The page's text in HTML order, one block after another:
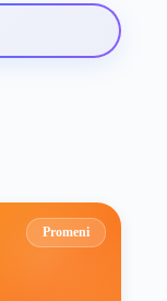
Promeni